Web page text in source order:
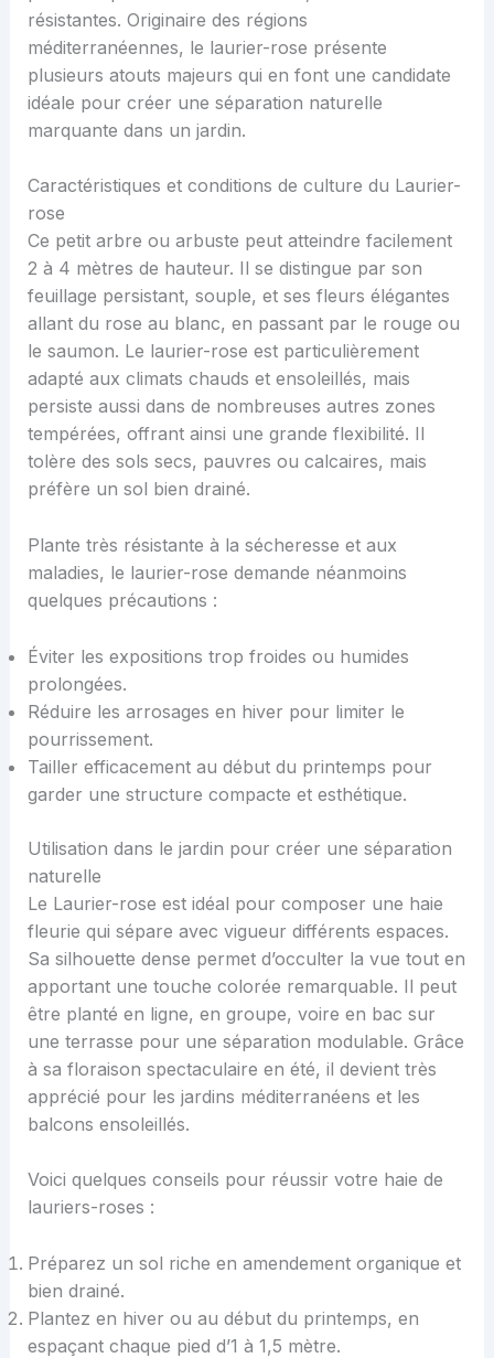
résistantes. Originaire des régions
méditerranéennes, le laurier-rose présente
plusieurs atouts majeurs qui en font une candidate
idéale pour créer une séparation naturelle
marquante dans un jardin.
Caractéristiques et conditions de culture du Laurier-
rose
Ce petit arbre ou arbuste peut atteindre facilement
2 à 4 mètres de hauteur. Il se distingue par son
feuillage persistant, souple, et ses fleurs élégantes
allant du rose au blanc, en passant par le rouge ou
le saumon. Le laurier-rose est particulièrement
adapté aux climats chauds et ensoleillés, mais
persiste aussi dans de nombreuses autres zones
tempérées, offrant ainsi une grande flexibilité. Il
tolère des sols secs, pauvres ou calcaires, mais
préfère un sol bien drainé.
Plante très résistante à la sécheresse et aux
maladies, le laurier-rose demande néanmoins
quelques précautions :
Éviter les expositions trop froides ou humides
prolongées.
Réduire les arrosages en hiver pour limiter le
pourrissement.
Tailler efficacement au début du printemps pour
garder une structure compacte et esthétique.
Utilisation dans le jardin pour créer une séparation
naturelle
Le Laurier-rose est idéal pour composer une haie
fleurie qui sépare avec vigueur différents espaces.
Sa silhouette dense permet d’occulter la vue tout en
apportant une touche colorée remarquable. Il peut
être planté en ligne, en groupe, voire en bac sur
une terrasse pour une séparation modulable. Grâce
à sa floraison spectaculaire en été, il devient très
apprécié pour les jardins méditerranéens et les
balcons ensoleillés.
Voici quelques conseils pour réussir votre haie de
lauriers-roses :
Préparez un sol riche en amendement organique et
bien drainé.
Plantez en hiver ou au début du printemps, en
espaçant chaque pied d’1 à 1,5 mètre.